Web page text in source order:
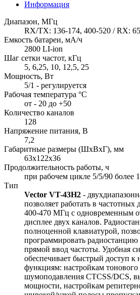
Информация
Диапазон, МГц
RX/TX: 136-174, 400-520 / RX:
Емкость батареи, мА/ч
2800 LI-ion
Шаг сетки частот, кГц
5, 6,25, 10, 12,5, 25
Мощность, Вт
5/1 - регулируется
Рабочая температура °С
от - 20 до +50
Количество каналов
128
Напряжение питания, В
7,2
Габаритные размеры (ШхВхГ), мм
63х122х36
Продолжительность работы, ч
при рабочем цикле 5/5/90 более
Тип
Vector VT-43H2 -
позволяет работать в частотных
400-470 МГц с одновременным
дисплее двух каналов.
полноценной клавиатурой,
программировать радиостанцию
прямой ввод частоты. Удобная
обеспечивает быстрый доступ к
функциям: настройкам
шумоподавления CTCSS/DCS,
мощности, настройкам